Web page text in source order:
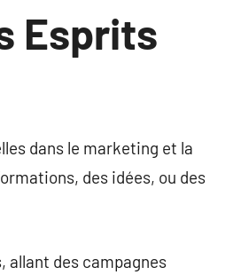
Esprits
dans le marketing et la
des idées, ou des
allant des campagnes